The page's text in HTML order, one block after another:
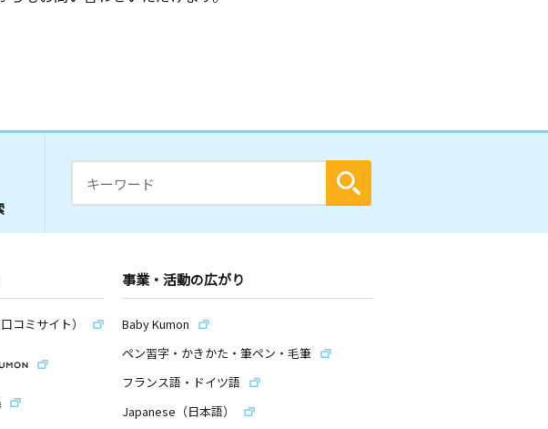
コミサイト）
事業・活動の広がり
Baby Kumon
ペン習字・かきかた・筆ペン・毛筆
フランス語・ドイツ語
Japanese（日本語）